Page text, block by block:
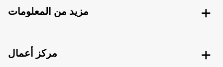
مزيد من المعلومات
مركز أعمال